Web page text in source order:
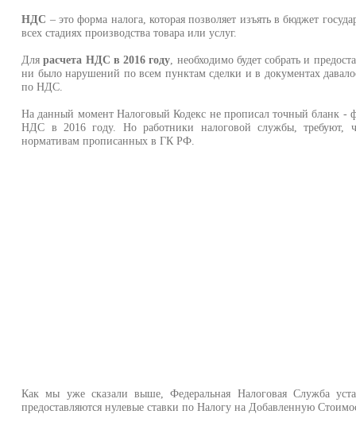
НДС – это форма налога, которая позволяет изъять в бюджет
всех стадиях производства товара или услуг.
Длярасчета НДС в 2016 году , необходимо будет собрать и
ни было нарушений по всем пунктам сделки и в документах
по НДС.
На данный момент Налоговый Кодекс не прописал точный бланк -
НДС в 2016 году. Но работники налоговой службы, требуют,
нормативам прописанных в ГК РФ.
Как мы уже сказали выше, Федеральная Налоговая Служба
предоставляются нулевые ставки по Налогу на Добавленную